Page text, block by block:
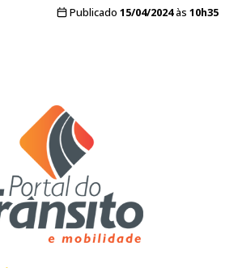
Publicado 15/04/2024às 10h35